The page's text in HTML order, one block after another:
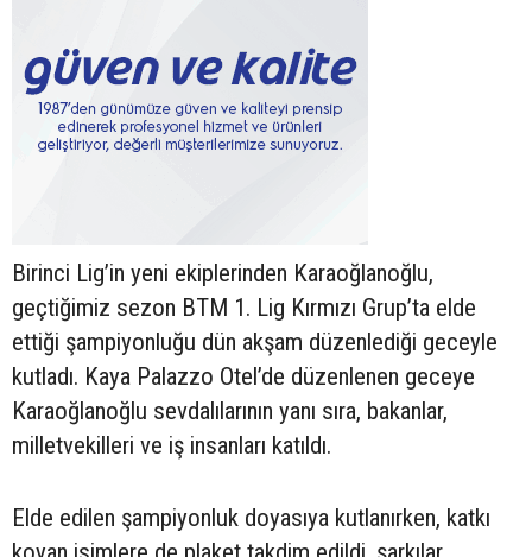
Birinci Lig’in yeni ekiplerinden Karaoğlanoğlu,
geçtiğimiz sezon BTM 1. Lig Kırmızı Grup’ta elde
ettiği şampiyonluğu dün akşam düzenlediği geceyle
kutladı. Kaya Palazzo Otel’de düzenlenen geceye
Karaoğlanoğlu sevdalılarının yanı sıra, bakanlar,
milletvekilleri ve iş insanları katıldı.
Elde edilen şampiyonluk doyasıya kutlanırken, katkı